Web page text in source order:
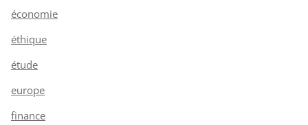
économie
éthique
étude
europe
finance